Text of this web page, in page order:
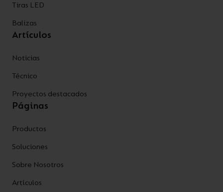
Tiras LED
Balizas
Artículos
Noticias
Técnico
Proyectos destacados
Páginas
Productos
Soluciones
Sobre Nosotros
Artículos